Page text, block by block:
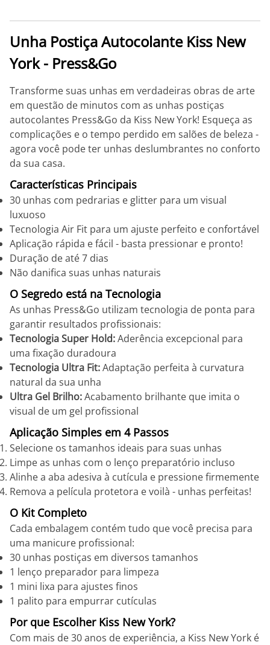
Unha Postiça Autocolante Kiss New
York - Press&Go
Transforme suas unhas em verdadeiras obras de arte
em questão de minutos com as unhas postiças
autocolantes Press&Go da Kiss New York! Esqueça as
complicações e o tempo perdido em salões de beleza -
agora você pode ter unhas deslumbrantes no conforto
da sua casa.
Características Principais
30 unhas com pedrarias e glitter para um visual
luxuoso
Tecnologia Air Fit para um ajuste perfeito e confortável
Aplicação rápida e fácil - basta pressionar e pronto!
Duração de até 7 dias
Não danifica suas unhas naturais
O Segredo está na Tecnologia
As unhas Press&Go utilizam tecnologia de ponta para
garantir resultados profissionais:
Tecnologia Super Hold:Aderência excepcional para
uma fixação duradoura
Tecnologia Ultra Fit:Adaptação perfeita à curvatura
natural da sua unha
Ultra Gel Brilho:Acabamento brilhante que imita o
visual de um gel profissional
Aplicação Simples em 4 Passos
Selecione os tamanhos ideais para suas unhas
Limpe as unhas com o lenço preparatório incluso
Alinhe a aba adesiva à cutícula e pressione firmemente
Remova a película protetora e voilà - unhas perfeitas!
O Kit Completo
Cada embalagem contém tudo que você precisa para
uma manicure profissional:
30 unhas postiças em diversos tamanhos
1 lenço preparador para limpeza
1 mini lixa para ajustes finos
1 palito para empurrar cutículas
Por que Escolher Kiss New York?
Com mais de 30 anos de experiência, a Kiss New York é